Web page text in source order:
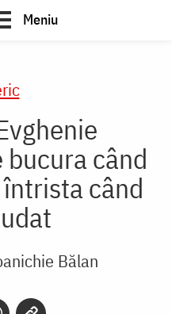
Meniu
când
când
Bălan